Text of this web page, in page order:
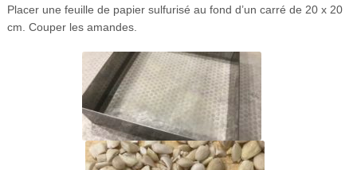
Placer une feuille de papier sulfurisé au fond d’un carré de 20 x 20
cm. Couper les amandes.